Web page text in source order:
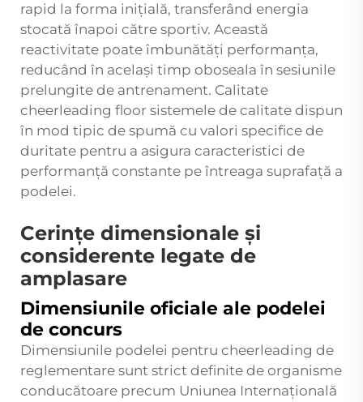
rapid la forma inițială, transferând energia
stocată înapoi către sportiv. Această
reactivitate poate îmbunătăți performanța,
reducând în același timp oboseala în sesiunile
prelungite de antrenament. Calitate
cheerleading floor sistemele de calitate dispun
în mod tipic de spumă cu valori specifice de
duritate pentru a asigura caracteristici de
performanță constante pe întreaga suprafață a
podelei.
Cerințe dimensionale și
considerente legate de
amplasare
Dimensiunile oficiale ale podelei
de concurs
Dimensiunile podelei pentru cheerleading de
reglementare sunt strict definite de organisme
conducătoare precum Uniunea Internațională